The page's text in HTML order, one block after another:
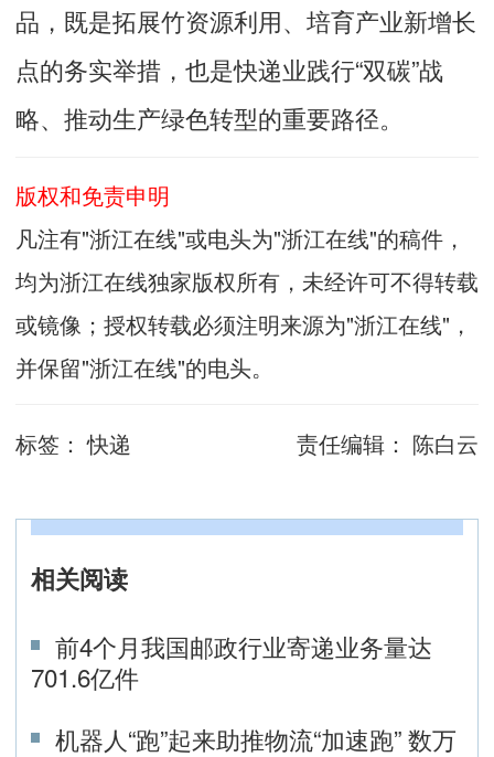
品，既是拓展竹资源利用、培育产业新增长
点的务实举措，也是快递业践行“双碳”战
略、推动生产绿色转型的重要路径。
版权和免责申明
凡注有"浙江在线"或电头为"浙江在线"的稿件，
均为浙江在线独家版权所有，未经许可不得转载
或镜像；授权转载必须注明来源为"浙江在线"，
并保留"浙江在线"的电头。
标签： 快递 责任编辑： 陈白云
相关阅读
前4个月我国邮政行业寄递业务量达
701.6亿件
机器人“跑”起来助推物流“加速跑” 数万